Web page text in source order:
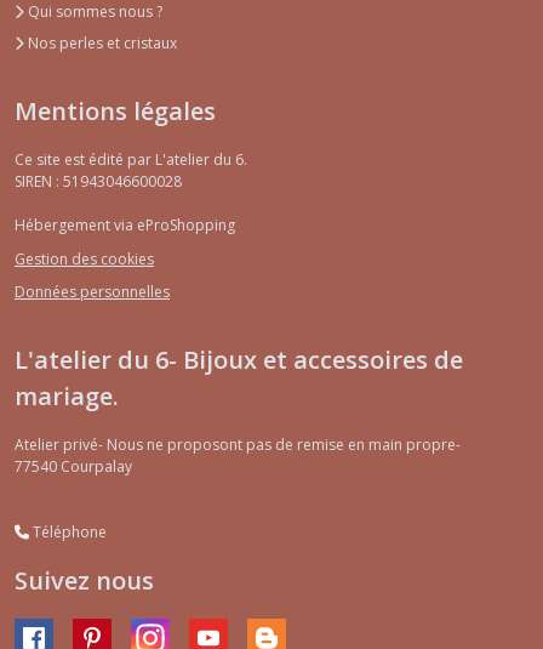
Qui sommes nous ?
Nos perles et cristaux
Mentions légales
Ce site est édité par L'atelier du 6.
SIREN : 51943046600028
Hébergement via eProShopping
Gestion des cookies
Données personnelles
L'atelier du 6- Bijoux et accessoires de
mariage.
Atelier privé- Nous ne proposont pas de remise en main propre-
77540 Courpalay
Téléphone
Suivez nous